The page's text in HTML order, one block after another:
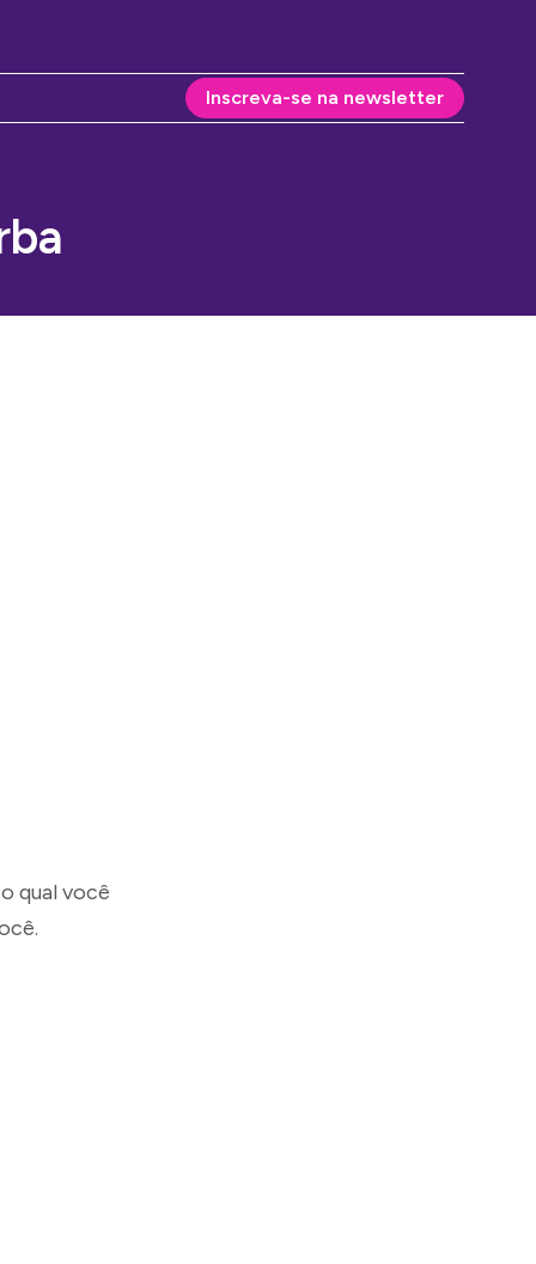
Inscreva-se na newsletter
qual você